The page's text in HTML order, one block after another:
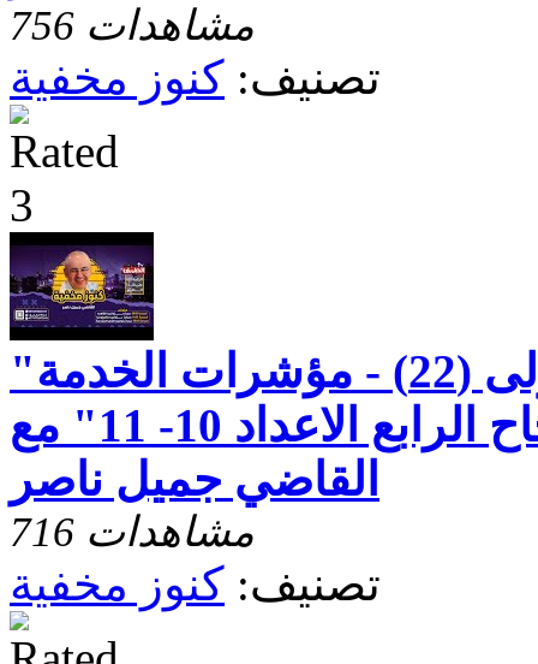
756 مشاهدات
تصنيف: كنوز مخفية
"رسالة بطرس الاولى (22) - مؤشرات الخدمة
الصحيحة - الاصحاح الرابع الاعداد 10- 11" مع
القاضي جميل ناصر
716 مشاهدات
تصنيف: كنوز مخفية